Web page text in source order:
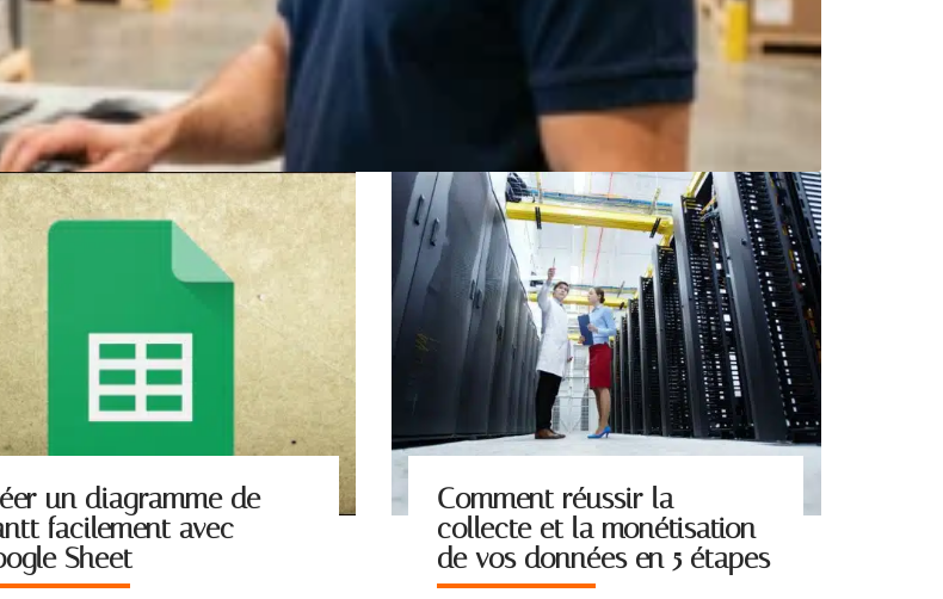
un diagramme de
facilement avec
Sheet
Comment réussir la
collecte et la monétisation
de vos données en 5 étapes